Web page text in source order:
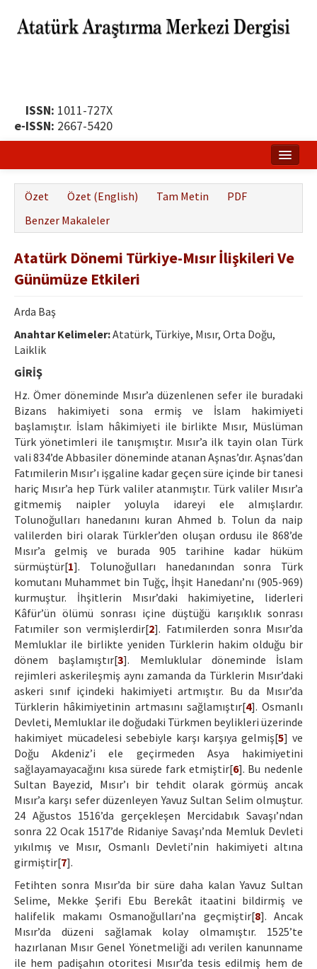
ISSN: 1011-727X
e-ISSN: 2667-5420
Yayın Politikası
Dergi Kurulları
Etik İlkeler
Yazar Rehberi
Hakem Rehberi
İletişim
Özet Özet (English) Tam Metin
PDF
Benzer Makaleler
Atatürk Dönemi Türkiye-Mısır İlişkileri Ve
Günümüze Etkileri
Arda Baş
Anahtar Kelimeler:Atatürk, Türkiye, Mısır, Orta Doğu,
Laiklik
GİRİŞ
Hz. Ömer döneminde Mısır’a düzenlenen sefer ile buradaki
Bizans hakimiyeti sona ermiş ve İslam hakimiyeti
başlamıştır. İslam hâkimiyeti ile birlikte Mısır, Müslüman
Türk yönetimleri ile tanışmıştır. Mısır’a ilk tayin olan Türk
vali 834’de Abbasiler döneminde atanan Aşnas’dır. Aşnas’dan
Fatımilerin Mısır’ı işgaline kadar geçen süre içinde bir tanesi
hariç Mısır’a hep Türk valiler atanmıştır. Türk valiler Mısır’a
gitmemiş naipler yoluyla idareyi ele almışlardır.
Tolunoğulları hanedanını kuran Ahmed b. Tolun da naip
valilerden biri olarak Türkler’den oluşan ordusu ile 868’de
Mısır’a gelmiş ve burada 905 tarihine kadar hüküm
sürmüştür[1]. Tolunoğulları hanedanından sonra Türk
komutanı Muhammet bin Tuğç, İhşit Hanedanı’nı (905-969)
kurmuştur. İhşitlerin Mısır’daki hakimiyetine, liderleri
Kâfür’ün ölümü sonrası içine düştüğü karışıklık sonrası
Fatımiler son vermişlerdir[2]. Fatımilerden sonra Mısır’da
Memluklar ile birlikte yeniden Türklerin hakim olduğu bir
dönem başlamıştır[3]. Memluklular döneminde İslam
rejimleri askerileşmiş aynı zamanda da Türklerin Mısır’daki
askeri sınıf içindeki hakimiyeti artmıştır. Bu da Mısır’da
Türklerin hâkimiyetinin artmasını sağlamıştır[4]. Osmanlı
Devleti, Memluklar ile doğudaki Türkmen beylikleri üzerinde
hakimiyet mücadelesi sebebiyle karşı karşıya gelmiş[5] ve
Doğu Akdeniz’i ele geçirmeden Asya hakimiyetini
sağlayamayacağını kısa sürede fark etmiştir[6]. Bu nedenle
Sultan Bayezid, Mısır’ı bir tehdit olarak görmüş ancak
Mısır’a karşı sefer düzenleyen Yavuz Sultan Selim olmuştur.
24 Ağustos 1516’da gerçekleşen Mercidabık Savaşı’ndan
sonra 22 Ocak 1517’de Ridaniye Savaşı’nda Memluk Devleti
yıkılmış ve Mısır, Osmanlı Devleti’nin hakimiyeti altına
girmiştir[7].
Fetihten sonra Mısır’da bir süre daha kalan Yavuz Sultan
Selime, Mekke Şerifi Ebu Berekât itaatini bildirmiş ve
halifelik makamı Osmanoğulları’na geçmiştir[8]. Ancak
Mısır’da düzeni sağlamak kolay olmamıştır. 1525’te
hazırlanan Mısır Genel Yönetmeliği adı verilen kanunname
ile hem padişahın otoritesi Mısır’da tesis edilmiş hem de